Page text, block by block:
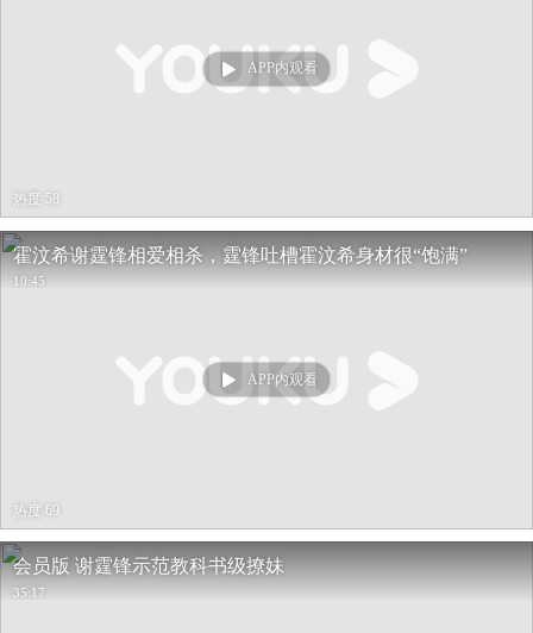
APP内观看
热度 58
霍汶希谢霆锋相爱相杀，霆锋吐槽霍汶希身材很“饱满”
10:45
APP内观看
热度 69
会员版 谢霆锋示范教科书级撩妹
35:17